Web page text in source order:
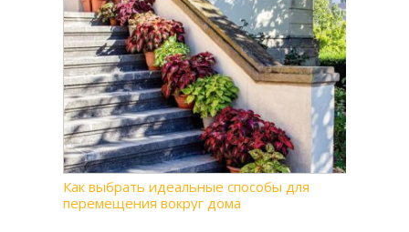
Как выбрать идеальные способы для
перемещения вокруг дома